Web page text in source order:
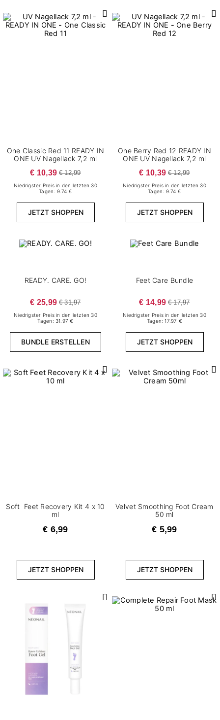
One Classic Red 11 READY IN
ONE UV Nagellack 7,2 ml
€ 10,39 € 12,99
Niedrigster Preis in den letzten 30
Tagen: 9.74 €
JETZT SHOPPEN
One Berry Red 12 READY IN
ONE UV Nagellack 7,2 ml
€ 10,39 € 12,99
Niedrigster Preis in den letzten 30
Tagen: 9.74 €
JETZT SHOPPEN
READY. CARE. GO!
€ 25,99 € 31,97
Niedrigster Preis in den letzten 30
Tagen: 31.97 €
BUNDLE ERSTELLEN
Feet Care Bundle
€ 14,99 € 17,97
Niedrigster Preis in den letzten 30
Tagen: 17.97 €
JETZT SHOPPEN
Soft Feet Recovery Kit 4 x 10
ml
€ 6,99
JETZT SHOPPEN
Velvet Smoothing Foot Cream
50 ml
€ 5,99
JETZT SHOPPEN